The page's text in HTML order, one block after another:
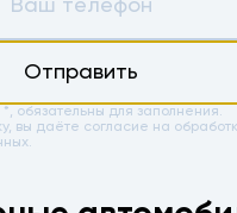
Отправить
обязательны для заполнения.
вы даёте согласие на